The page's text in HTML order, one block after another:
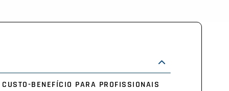
BENEFÍCIO PARA PROFISSIONAIS